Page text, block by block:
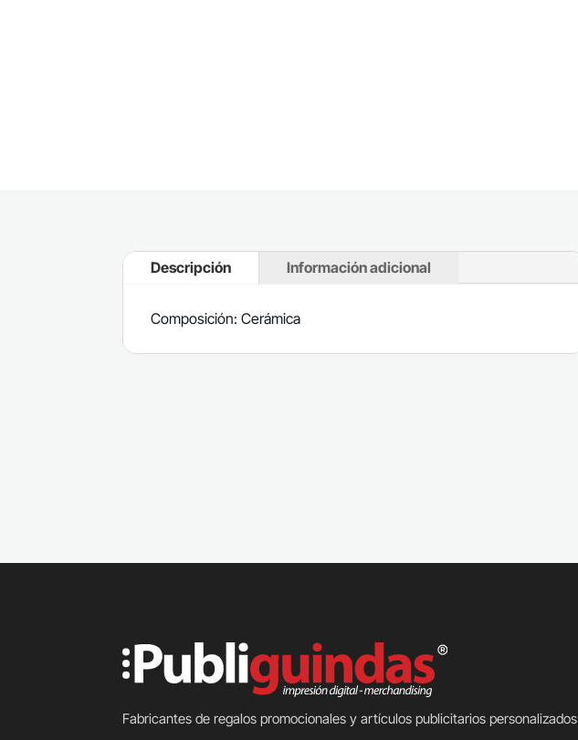
Descripción Información adicional
Composición: Cerámica
Fabricantes de regalos promocionales y artículos publicitarios personalizados